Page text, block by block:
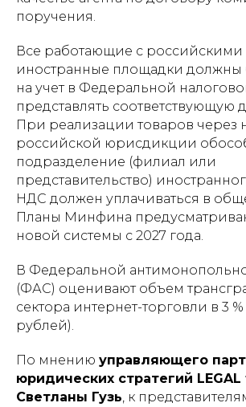
поручения.
Все работающие с российскими
иностранные площадки должны
на учет в Федеральной
представлять соответствующую
При реализации товаров через
российской юрисдикции
подразделение (филиал или
представительство)
НДС должен уплачиваться в
Планы Минфина
новой системы с 2027 года.
В Федеральной
(ФАС) оценивают объем
сектора интернет-торговли в 3
рублей).
По мнению управляющего
юридических стратегий LEGAL
Светланы Гузь, к